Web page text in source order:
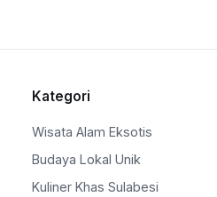
Kategori
Wisata Alam Eksotis
Budaya Lokal Unik
Kuliner Khas Sulabesi